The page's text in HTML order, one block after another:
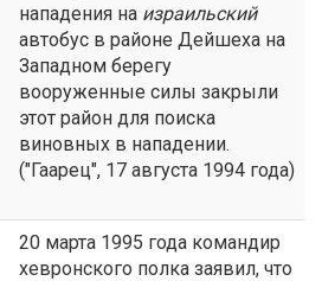
нападения на израильский
автобус в районе Дейшеха на
Западном берегу
вооруженные силы закрыли
этот район для поиска
виновных в нападении.
("Гаарец", 17 августа 1994 года)
20 марта 1995 года командир
хевронского полка заявил, что